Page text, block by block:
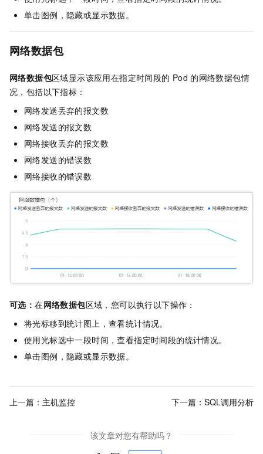
单击图例，隐藏或显示数据。
网络数据包
网络数据包区域显示该应用在指定时间段的 Pod 的网络数据包情
况，包括以下指标：
网络发送丢弃的报文数
网络发送的报文数
网络接收丢弃的报文数
网络发送的错误数
网络接收的错误数
可选：在网络数据包区域，您可以执行以下操作：
将光标移到统计图上，查看统计情况。
使用光标选中一段时间，查看指定时间段的统计情况。
单击图例，隐藏或显示数据。
上一篇： 主机监控 下一篇： SQL调用分析
该文章对您有帮助吗？